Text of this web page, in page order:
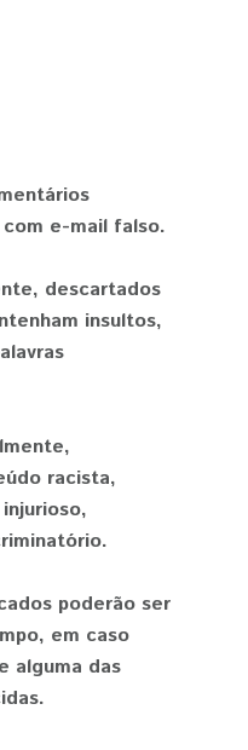
e-mail falso.
descartados
insultos,
racista,
poderão ser
em caso
alguma das